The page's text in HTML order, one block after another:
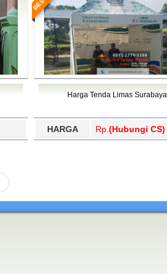
Harga Tenda Limas Surabaya
HARGA Rp. (Hubungi CS)